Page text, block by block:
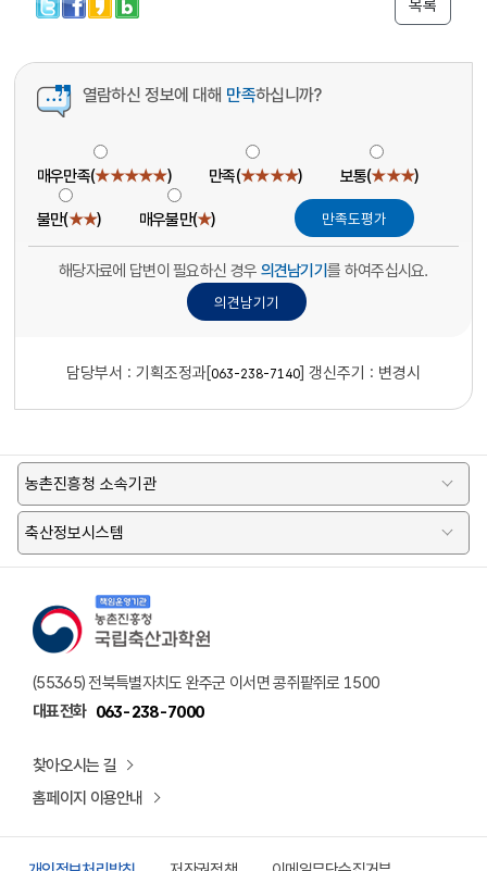
목록
열람하신 정보에 대해 만족하십니까?
매우만족(★★★★★) 만족(★★★★) 보통(★★★)
불만(★★) 매우불만(★)
해당자료에 답변이 필요하신 경우 의견남기기를 하여주십시요.
담당부서 : 기획조정과[063-238-7140] 갱신주기 : 변경시
농촌진흥청 소속기관
축산정보시스템
(55365) 전북특별자치도 완주군 이서면 콩쥐팥쥐로 1500
대표전화 063-238-7000
찾아오시는 길
홈페이지 이용안내